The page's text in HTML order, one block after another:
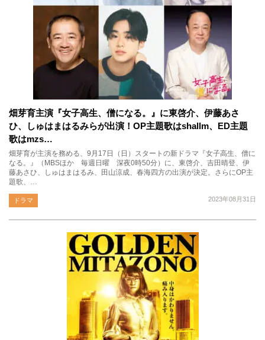
畑芽育主演『女子高生、僧になる。』に東啓介、伊藤あさ
ひ、しゅはまはるみらが出演！OP主題歌はshallm、ED主題
歌はmzs…
畑芽育が主演を務める、9月17日（日）スタートの新ドラマ『女子高生、僧に
なる。』（MBSほか 毎週日曜 深夜0時50分）に、東啓介、吉田晴登、伊
藤あさひ、しゅはまはるみ、田山涼成、春海四方の出演が決定。さらにOP主
題歌、…
2023年08月31日
ドラマ